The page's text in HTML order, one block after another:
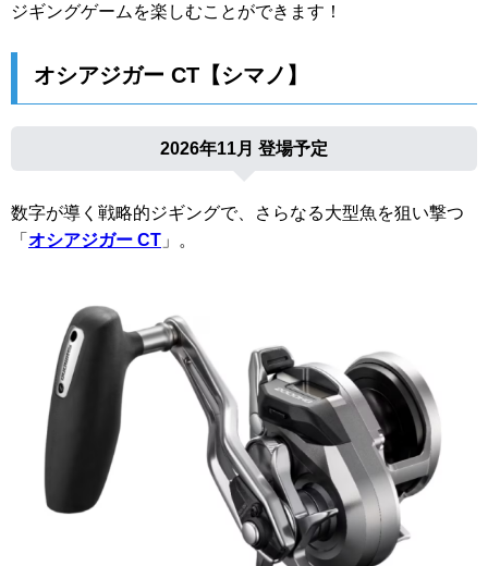
ジギングゲームを楽しむことができます！
オシアジガー CT【シマノ】
2026年11月 登場予定
数字が導く戦略的ジギングで、さらなる大型魚を狙い撃つ
「 オシアジガー CT 」。